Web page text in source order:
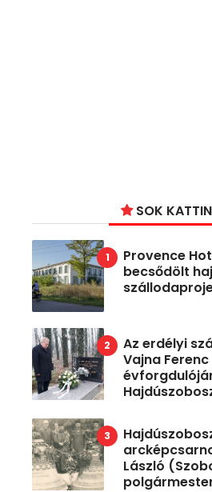
SOK
Provence
becsődölt
Az erdélyi
Vajna
László